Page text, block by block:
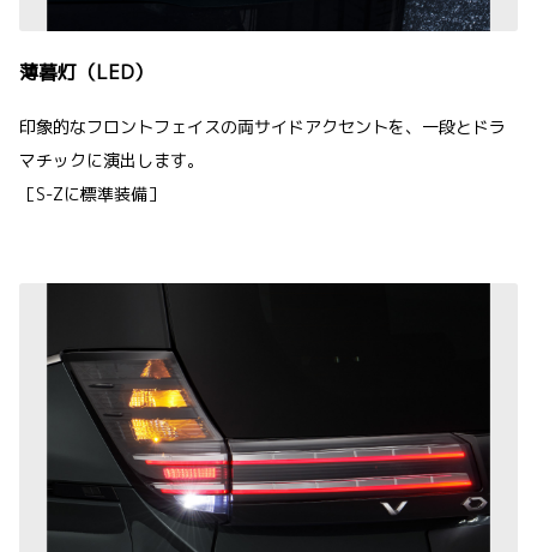
薄暮灯（LED）
印象的なフロントフェイスの両サイドアクセントを、一段とドラ
マチックに演出します。
［S-Zに標準装備］